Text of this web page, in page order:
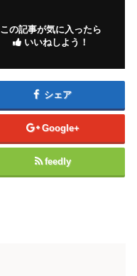
この記事が気に入ったら
いいねしよう！
シェア
Google+
feedly